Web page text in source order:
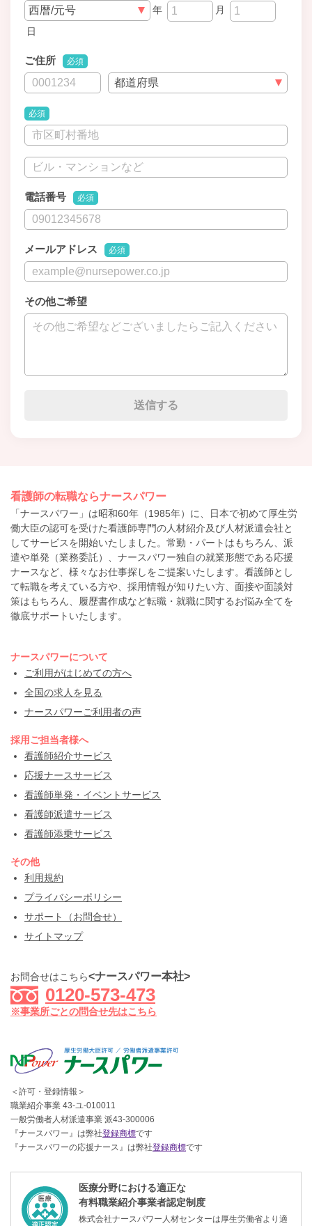
年
月
日
ご住所 必須
必須
電話番号 必須
メールアドレス 必須
その他ご希望
看護師の転職ならナースパワー
「ナースパワー」は昭和60年（1985年）に、日本で初めて厚生労
働大臣の認可を受けた看護師専門の人材紹介及び人材派遣会社と
してサービスを開始いたしました。常勤・パートはもちろん、派
遣や単発（業務委託）、ナースパワー独自の就業形態である応援
ナースなど、様々なお仕事探しをご提案いたします。看護師とし
て転職を考えている方や、採用情報が知りたい方、面接や面談対
策はもちろん、履歴書作成など転職・就職に関するお悩み全てを
徹底サポートいたします。
ナースパワーについて
ご利用がはじめての方へ
全国の求人を見る
ナースパワーご利用者の声
採用ご担当者様へ
看護師紹介サービス
応援ナースサービス
看護師単発・イベントサービス
看護師派遣サービス
看護師添乗サービス
その他
利用規約
プライバシーポリシー
サポート（お問合せ）
サイトマップ
お問合せはこちら<ナースパワー本社>
0120-573-473
※事業所ごとの問合せ先はこちら
＜許可・登録情報＞
職業紹介事業 43-ユ-010011
一般労働者人材派遣事業 派43-300006
『ナースパワー』は弊社登録商標です
『ナースパワーの応援ナース』は弊社登録商標です
医療分野における適正な
有料職業紹介事業者認定制度
株式会社ナースパワー人材センターは厚生労働省より適